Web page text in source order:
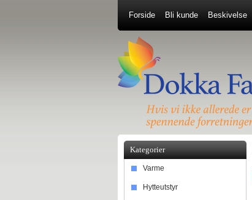
Forside Bli kunde Beskivelse
Kategorier
Varme
Hytteutstyr